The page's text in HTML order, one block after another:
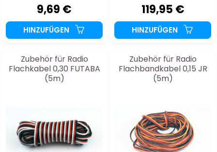
9,69 €
HINZUFÜGEN
119,95 €
HINZUFÜGEN
Zubehör für Radio
Flachkabel 0,30 FUTABA
(5m)
Zubehör für Radio
Flachbandkabel 0,15 JR
(5m)